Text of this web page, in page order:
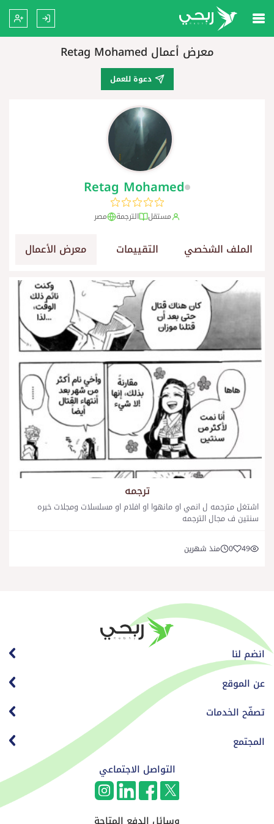
معرض أعمال Retag Mohamed
دعوة للعمل
Retag Mohamed
مستقل الترجمة مصر
الملف الشخصي التقييمات معرض الأعمال
ترجمه
اشتغل مترجمه ل انمي او مانهوا او افلام او مسلسلات ومجلات خبره
سنتين ف مجال الترجمه
49
0 منذ شهرين
انضم لنا
عن الموقع
تصفّح الخدمات
المجتمع
التواصل الاجتماعي